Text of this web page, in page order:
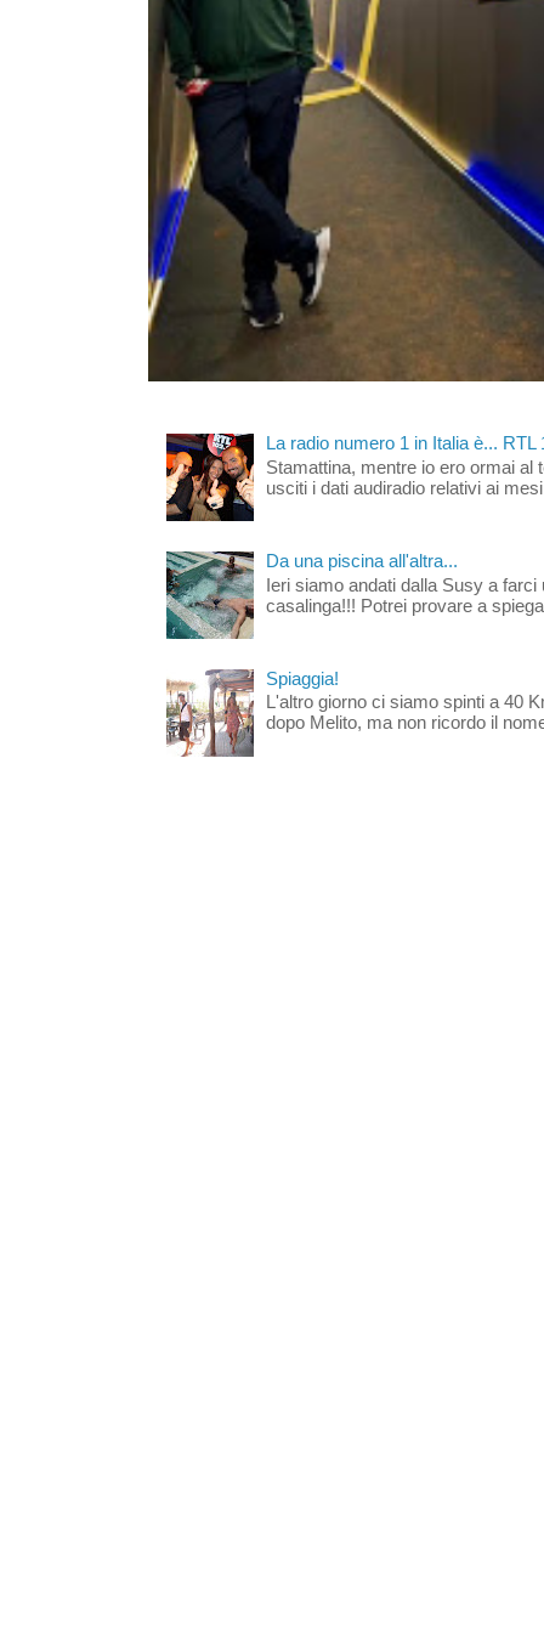
La radio numero 1 in Italia è... RTL
Stamattina, mentre io ero ormai al
usciti i dati audiradio relativi ai
Da una piscina all'altra...
Ieri siamo andati dalla Susy a
casalinga!!! Potrei provare a
Spiaggia!
L'altro giorno ci siamo spinti a 40
dopo Melito, ma non ricordo il